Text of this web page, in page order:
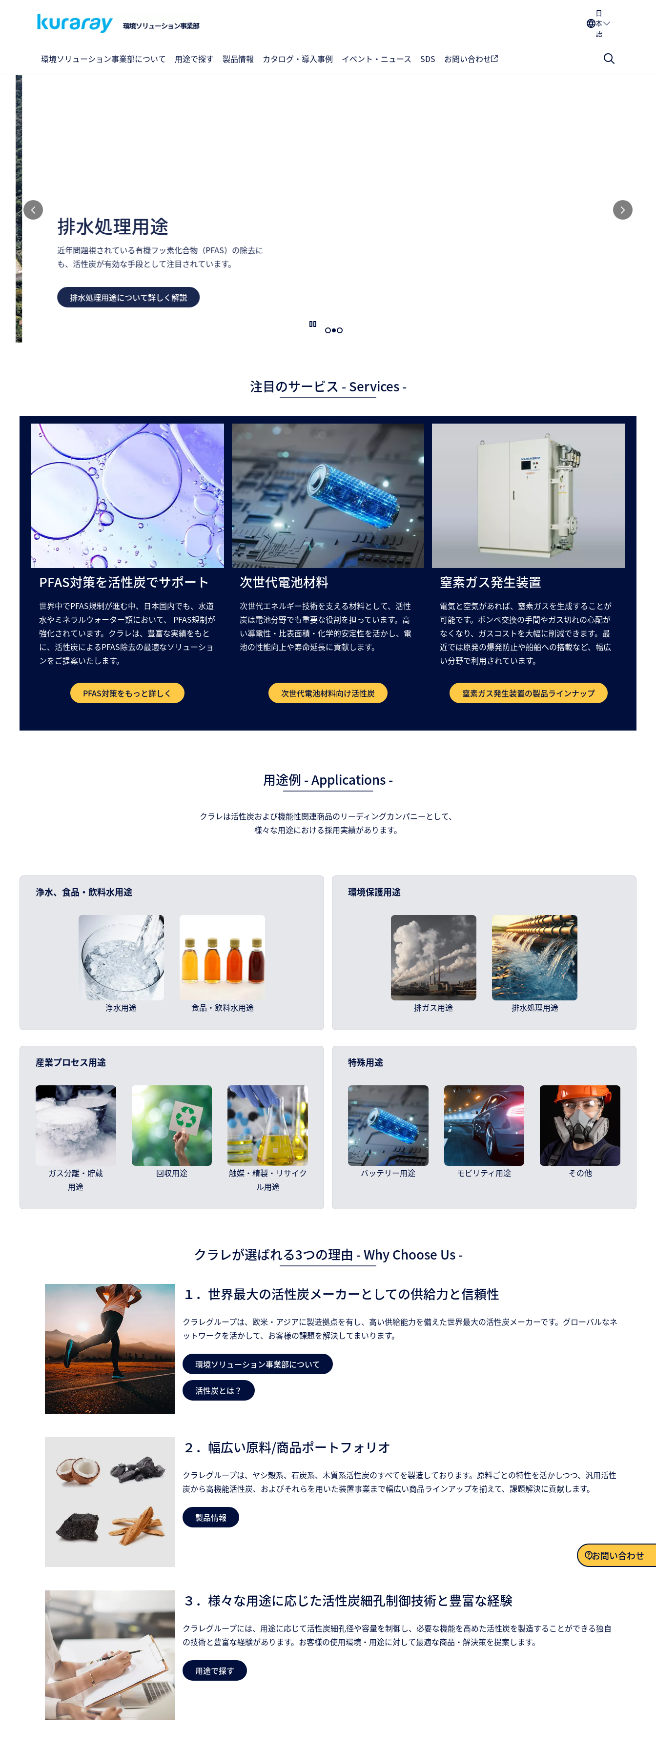
日
本
語
環境ソリューション事業部について 用途で探す 製品情報 カタログ・導入事例 イベント・ニュース SDS お問い合わせ
排水処理用途
近年問題視されている有機フッ素化合物（PFAS）の除去に
も、活性炭が有効な手段として注目されています。
排水処理用途について詳しく解説
注目のサービス - Services -
PFAS対策を活性炭でサポート
世界中でPFAS規制が進む中、日本国内でも、水道
水やミネラルウォーター類において、 PFAS規制が
強化されています。クラレは、豊富な実績をもと
に、活性炭によるPFAS除去の最適なソリューショ
ンをご提案いたします。
PFAS対策をもっと詳しく
次世代電池材料
次世代エネルギー技術を支える材料として、活性
炭は電池分野でも重要な役割を担っています。高
い導電性・比表面積・化学的安定性を活かし、電
池の性能向上や寿命延長に貢献します。
次世代電池材料向け活性炭
窒素ガス発生装置
電気と空気があれば、窒素ガスを生成することが
可能です。ボンベ交換の手間やガス切れの心配が
なくなり、ガスコストを大幅に削減できます。最
近では原発の爆発防止や船舶への搭載など、幅広
い分野で利用されています。
窒素ガス発生装置の製品ラインナップ
用途例 - Applications -
クラレは活性炭および機能性関連商品のリーディングカンパニーとして、
様々な用途における採用実績があります。
浄水、食品・飲料水用途
浄水用途 食品・飲料水用途
環境保護用途
排ガス用途 排水処理用途
産業プロセス用途
ガス分離・貯蔵
用途
回収用途
触媒・精製・リサイク
ル用途
特殊用途
バッテリー用途 モビリティ用途 その他
クラレが選ばれる3つの理由 - Why Choose Us -
１．世界最大の活性炭メーカーとしての供給力と信頼性
クラレグループは、欧米・アジアに製造拠点を有し、高い供給能力を備えた世界最大の活性炭メーカーです。グローバルなネ
ットワークを活かして、お客様の課題を解決してまいります。
環境ソリューション事業部について
活性炭とは？
２．幅広い原料/商品ポートフォリオ
クラレグループは、ヤシ殻系、石炭系、木質系活性炭のすべてを製造しております。原料ごとの特性を活かしつつ、汎用活性
炭から高機能活性炭、およびそれらを用いた装置事業まで幅広い商品ラインアップを揃えて、課題解決に貢献します。
製品情報
３．様々な用途に応じた活性炭細孔制御技術と豊富な経験
クラレグループには、用途に応じて活性炭細孔径や容量を制御し、必要な機能を高めた活性炭を製造することができる独自
の技術と豊富な経験があります。お客様の使用環境・用途に対して最適な商品・解決策を提案します。
用途で探す
お問い合わせ